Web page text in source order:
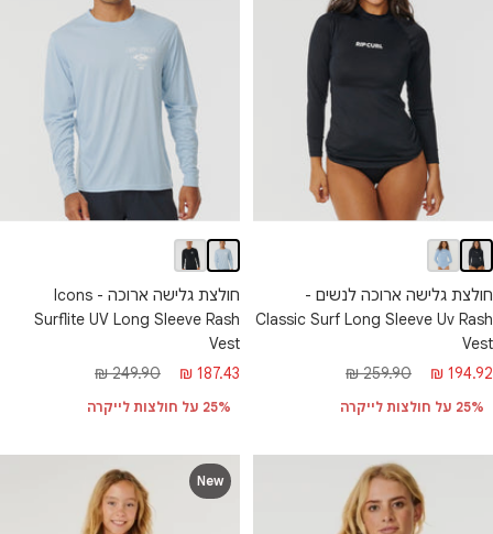
חולצת גלישה ארוכה לנשים -
Classic Surf Long Sleeve Uv Rash
Vest
מחיר
מבצע
194.92 ₪
מחיר
רגיל
259.90 ₪
25% על חולצות לייקרה
חולצת גלישה ארוכה - Icons
Surflite UV Long Sleeve Rash
Vest
מחיר
מבצע
187.43 ₪
מחיר
רגיל
249.90 ₪
25% על חולצות לייקרה
New